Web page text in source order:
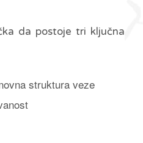
da postoje tri ključna
struktura veze